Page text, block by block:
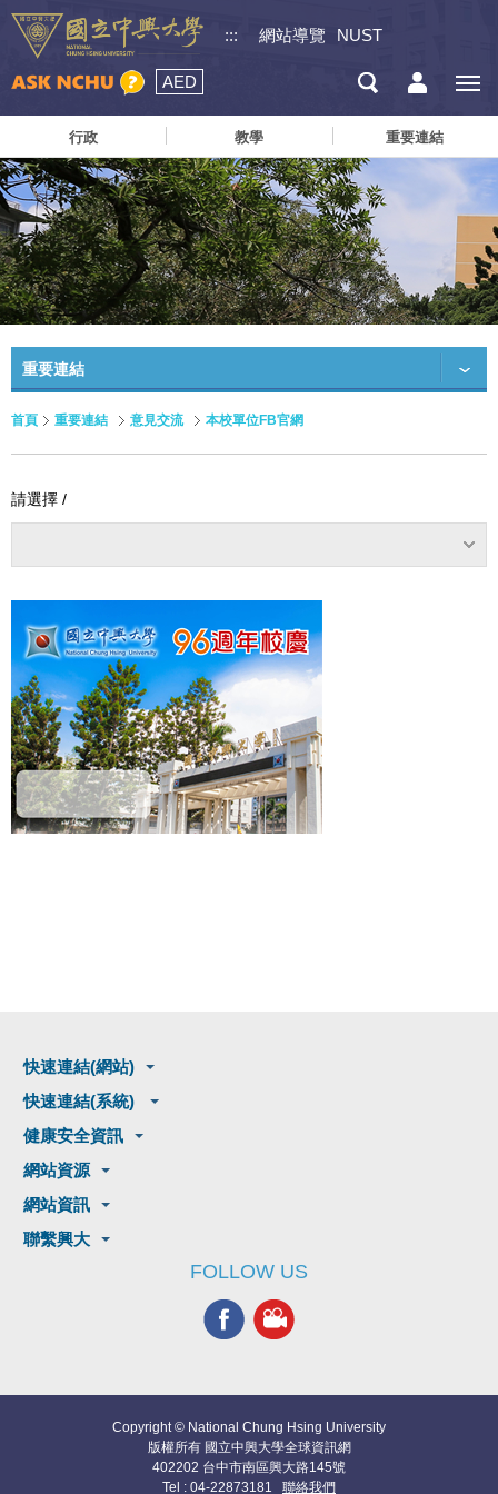
::: 網站導覽 NUST
AED
行政 教學 重要連結
重要連結
首頁 重要連結 意見交流 本校單位FB官網
請選擇 /
快速連結(網站)
快速連結(系統)
健康安全資訊
網站資源
網站資訊
聯繫興大
FOLLOW US
Copyright © National Chung Hsing University
版權所有 國立中興大學全球資訊網
402202 台中市南區興大路145號
Tel : 04-22873181 聯絡我們